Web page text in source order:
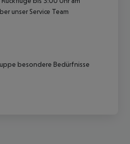
unser Service Team
besondere Bedürfnisse